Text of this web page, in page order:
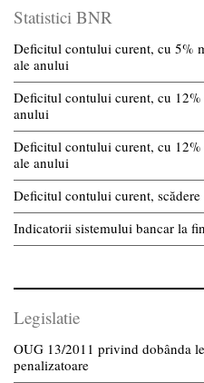
Statistici BNR
Deficitul contului curent, cu 5%
ale anului
Deficitul contului curent, cu
anului
Deficitul contului curent, cu
ale anului
Deficitul contului curent,
Indicatorii sistemului bancar la
Legislatie
OUG 13/2011 privind dobânda
penalizatoare